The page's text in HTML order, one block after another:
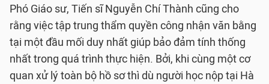
Phó Giáo sư, Tiến sĩ Nguyễn Chí Thành cũng cho
rằng việc tập trung thẩm quyền công nhận văn bằng
tại một đầu mối duy nhất giúp bảo đảm tính thống
nhất trong quá trình thực hiện. Bởi, khi cùng một cơ
quan xử lý toàn bộ hồ sơ thì dù người học nộp tại Hà